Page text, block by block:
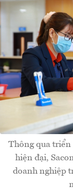
Thông qua triển
hiện đại,
doanh nghiệp